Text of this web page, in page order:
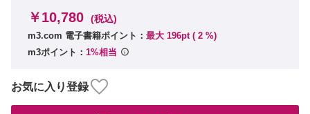
￥10,780 (税込)
m3.com 電子書籍ポイント： 最大 196pt ( 2 %)
m3ポイント： 1%相当
お気に入り登録